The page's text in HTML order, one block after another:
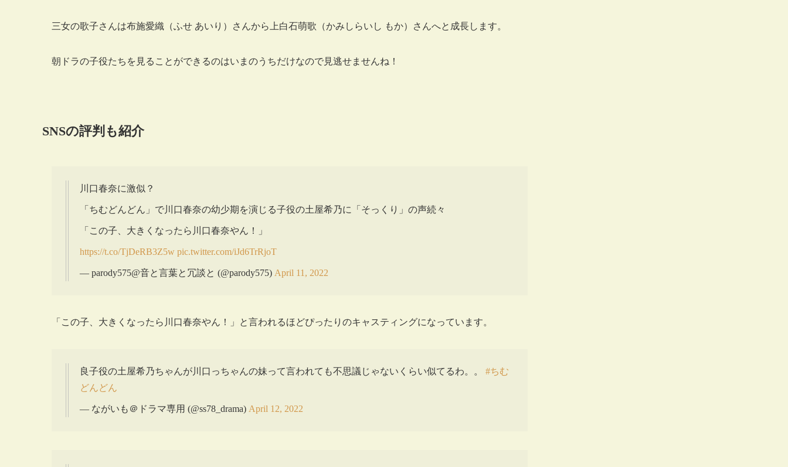
三女の歌子さんは布施愛織（ふせ あいり）さんから上白石萌歌（かみしらいし もか）さんへと成長します。
朝ドラの子役たちを見ることができるのはいまのうちだけなので見逃せませんね！
SNSの評判も紹介
川口春奈に激似？
「ちむどんどん」で川口春奈の幼少期を演じる子役の土屋希乃に「そっくり」の声続々
「この子、大きくなったら川口春奈やん！」
https://t.co/TjDeRB3Z5w pic.twitter.com/iJd6TrRjoT
— parody575@音と言葉と冗談と (@parody575) April 11, 2022
「この子、大きくなったら川口春奈やん！」と言われるほどぴったりのキャスティングになっています。
良子役の土屋希乃ちゃんが川口っちゃんの妹って言われても不思議じゃないくらい似てるわ。。 #ちむ
どんどん
— ながいも＠ドラマ専用 (@ss78_drama) April 12, 2022